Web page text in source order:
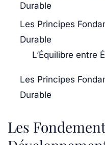
Durable
Les Principes
Durable
L’Équilibre entre
Les Principes
Durable
Les